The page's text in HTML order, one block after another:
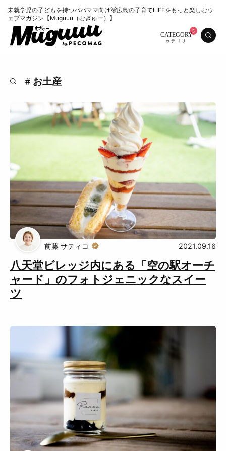
未就学児の子どもを持つパパママ向け🐻広島の子育てLIFEをもっと楽しむウ
ェブマガジン【Muguuu（むぎゅー）】
CATEGORY
くらし
おいしい お知らせ
おでかけ
広告掲載について プライバシーポリシー
インフォマティブデータポリシ
# お土産
八天堂ビレッジ内にある「空の駅オーチ
ャード」のフォトジェニックなスイー
ツ
前藤 サティコ 2021.09.16